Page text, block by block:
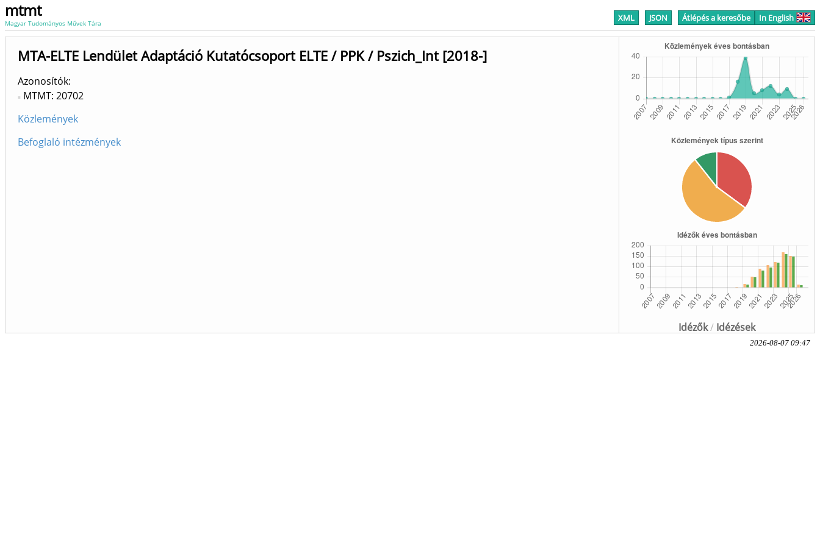
mtmt
Magyar Tudományos Művek Tára XML JSON Átlépés a keresőbe In English
Idézők/ Idézések
MTA-ELTE Lendület Adaptáció Kutatócsoport ELTE / PPK / Pszich_Int [2018-]
Azonosítók
MTMT: 20702
Közlemények
Befoglaló intézmények
2026-08-07 09:47